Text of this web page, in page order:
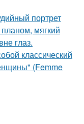
портрет
мягкий
глаз.
классический
(Femme